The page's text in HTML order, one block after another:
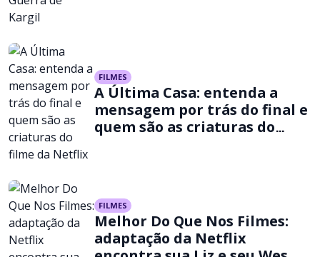
FILMES
A Última Casa: entenda a
mensagem por trás do final e
quem são as criaturas do
FILMES
Melhor Do Que Nos Filmes:
adaptação da Netflix